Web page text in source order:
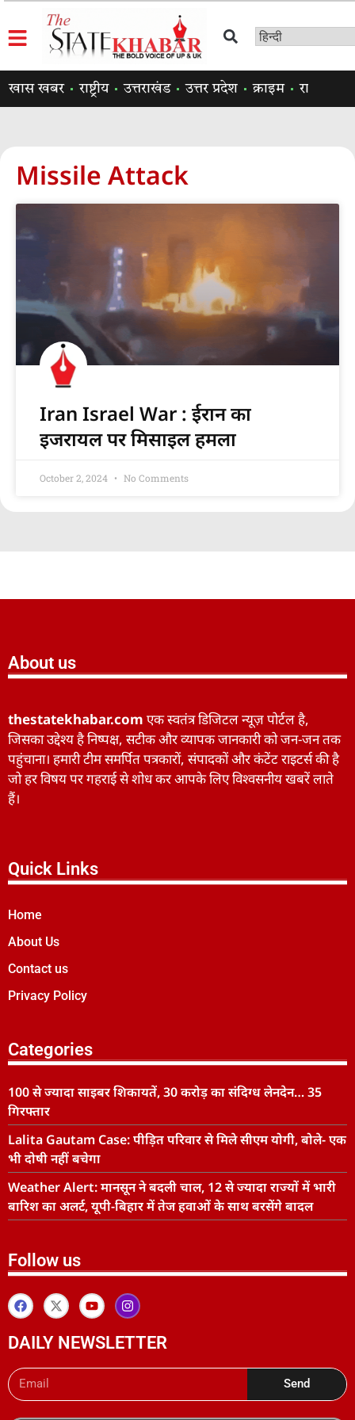
खास खबर राष्ट्रीय उत्तराखंड उत्तर प्रदेश क्राइम राजनीति
Missile Attack
Iran Israel War : ईरान का
इजरायल पर मिसाइल हमला
October 2, 2024 No Comments
About us
thestatekhabar.com एक स्वतंत्र डिजिटल न्यूज़ पोर्टल है,
जिसका उद्देश्य है निष्पक्ष, सटीक और व्यापक जानकारी को जन-जन तक
पहुंचाना। हमारी टीम समर्पित पत्रकारों, संपादकों और कंटेंट राइटर्स की है
जो हर विषय पर गहराई से शोध कर आपके लिए विश्वसनीय खबरें लाते
हैं।
Quick Links
Home
About Us
Contact us
Privacy Policy
Categories
100 से ज्यादा साइबर शिकायतें, 30 करोड़ का संदिग्ध लेनदेन… 35
गिरफ्तार
Lalita Gautam Case: पीड़ित परिवार से मिले सीएम योगी, बोले- एक
भी दोषी नहीं बचेगा
Weather Alert: मानसून ने बदली चाल, 12 से ज्यादा राज्यों में भारी
बारिश का अलर्ट, यूपी-बिहार में तेज हवाओं के साथ बरसेंगे बादल
Follow us
DAILY NEWSLETTER
Send